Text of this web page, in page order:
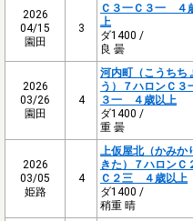
2026
04/15
園田
3
Ｃ３一Ｃ３一 ４
上
ダ1400 /
良 曇
2026
03/26
園田
4
河内町（こうちち
う）７ハロンＣ３
３一 ４歳以上
ダ1400 /
重 曇
2026
03/05
姫路
4
上仮屋北（かみか
きた）７ハロンＣ
Ｃ２三 ４歳以上
ダ1400 /
稍重 晴